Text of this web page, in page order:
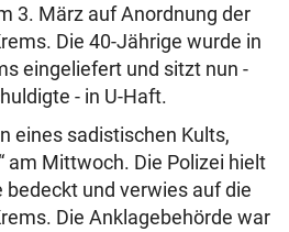
3. März auf Anordnung der
Die 40-Jährige wurde in
eingeliefert und sitzt nun -
- in U-Haft.
eines sadistischen Kults,
am Mittwoch. Die Polizei hielt
bedeckt und verwies auf die
Die Anklagebehörde war